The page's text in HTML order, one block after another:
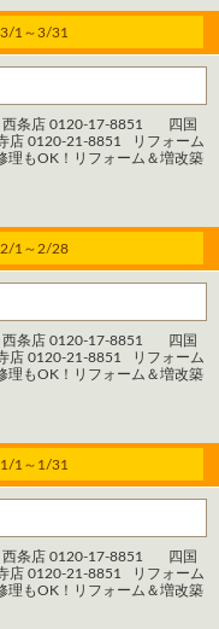
店はお店から車で30分圏内を
ら 【株式会社よしだ リフォ
＊＊＊ 住所：愛媛県新居浜市
16-8851 ＊＊＊西 条 店＊
番地4 Ｆビル1階 電話：
＊＊＊ 住所：愛媛県四国中
町376-2 電話：0120-21-8851
こちら https://www.reform-
の来店予約はこちら
店はお店から車で30分圏内を
1～3/31
条店 0120-17-8851 四国
0120-21-8851 リフォーム
理もOK！リフォーム＆増改築
ら 【株式会社よしだ リフォ
＊＊＊ 住所：愛媛県新居浜市
16-8851 ＊＊＊西 条 店＊
番地4 Ｆビル1階 電話：
＊＊＊ 住所：愛媛県四国中
町376-2 電話：0120-21-8851
こちら https://www.reform-
の来店予約はこちら
店はお店から車で30分圏内を
1～2/28
条店 0120-17-8851 四国
0120-21-8851 リフォーム
理もOK！リフォーム＆増改築
ら 【株式会社よしだ リフォ
＊＊＊ 住所：愛媛県新居浜市
16-8851 ＊＊＊西 条 店＊
番地4 Ｆビル1階 電話：
＊＊＊ 住所：愛媛県四国中
町376-2 電話：0120-21-8851
こちら https://www.reform-
の来店予約はこちら
1～1/31
条店 0120-17-8851 四国
0120-21-8851 リフォーム
理もOK！リフォーム＆増改築